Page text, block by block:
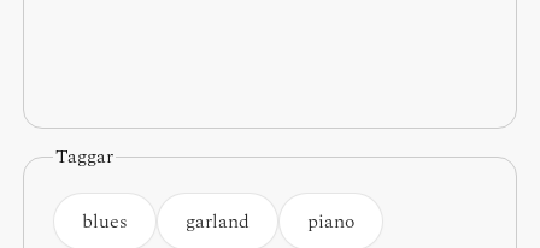
Taggar
blues garland
piano